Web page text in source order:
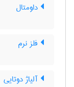
داومتال
فلز نرم
آلیاژ دوتایی